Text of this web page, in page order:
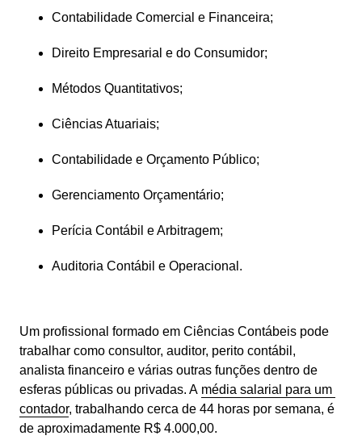
Contabilidade Comercial e Financeira;
Direito Empresarial e do Consumidor;
Métodos Quantitativos;
Ciências Atuariais;
Contabilidade e Orçamento Público;
Gerenciamento Orçamentário;
Perícia Contábil e Arbitragem;
Auditoria Contábil e Operacional.
Um profissional formado em Ciências Contábeis pode
trabalhar como consultor, auditor, perito contábil,
analista financeiro e várias outras funções dentro de
esferas públicas ou privadas. A média salarial para um
contador, trabalhando cerca de 44 horas por semana, é
de aproximadamente R$ 4.000,00.